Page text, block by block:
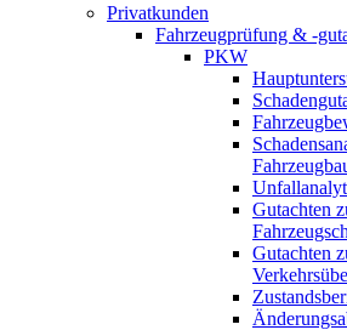
Privatkunden
Fahrzeugprüfung & -
PKW
Gutachten
Gutachten